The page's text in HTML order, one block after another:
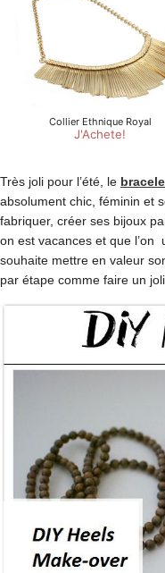
Très joli pour l’été, le
absolument chic, féminin et
fabriquer, créer ses bijoux
on est vacances et que l’on
souhaite mettre en valeur
par étape comme faire un